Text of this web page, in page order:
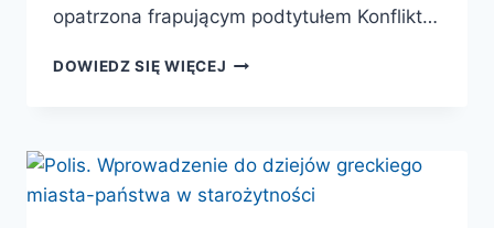
opatrzona frapującym podtytułem Konflikt…
DOWIEDZ SIĘ WIĘCEJ WOJNA
SPOŁECZEŃSTWO